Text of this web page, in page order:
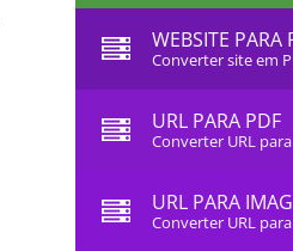
WEBSITE PARA
Converter site em
URL PARA PDF
Converter URL
URL PARA
Converter URL